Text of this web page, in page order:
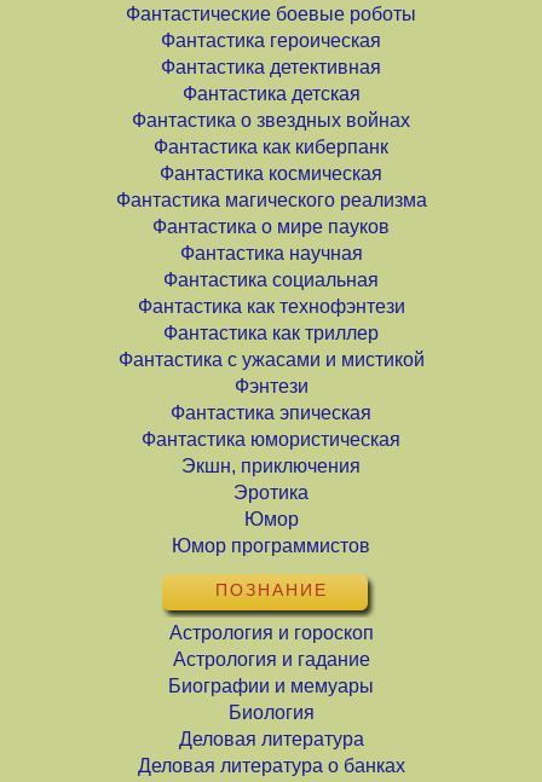
Фантастические боевые роботы
Фантастика героическая
Фантастика детективная
Фантастика детская
Фантастика о звездных войнах
Фантастика как киберпанк
Фантастика космическая
Фантастика магического реализма
Фантастика о мире пауков
Фантастика научная
Фантастика социальная
Фантастика как технофэнтези
Фантастика как триллер
Фантастика с ужасами и мистикой
Фэнтези
Фантастика эпическая
Фантастика юмористическая
Экшн, приключения
Эротика
Юмор
Юмор программистов
ПОЗНАНИЕ
Астрология и гороскоп
Астрология и гадание
Биографии и мемуары
Биология
Деловая литература
Деловая литература о банках